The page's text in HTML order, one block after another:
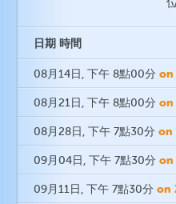
日期 時間
08月14日 , 下午 8點00分 on
08月21日 , 下午 8點00分 on
08月28日 , 下午 7點30分 on
09月04日 , 下午 7點30分 on
09月11日 , 下午 7點30分 on